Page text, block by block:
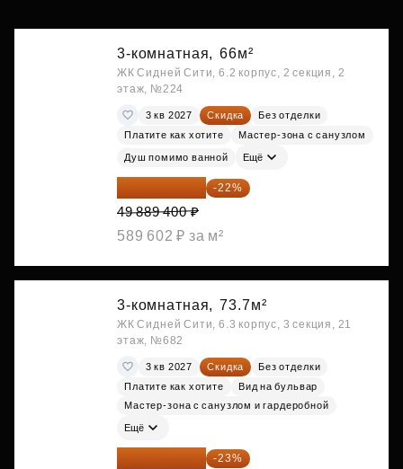
3-комнатная, 66м²
ЖК Сидней Сити, 6.2 корпус, 2 секция, 2
этаж, №224
3 кв 2027 Скидка
Без отделки
Платите как хотите
Мастер-зона с санузлом
Душ помимо ванной Ещё
38 913 732 ₽ -22%
49 889 400 ₽
589 602 ₽ за м²
3-комнатная, 73.7м²
ЖК Сидней Сити, 6.3 корпус, 3 секция, 21
этаж, №682
3 кв 2027 Скидка
Без отделки
Платите как хотите
Вид на бульвар
Мастер-зона с санузлом и гардеробной
Ещё
41 012 502 ₽ -23%